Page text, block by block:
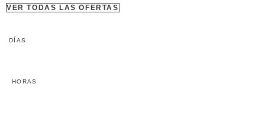
VER TODAS LAS OFERTAS
DÍAS
HORAS